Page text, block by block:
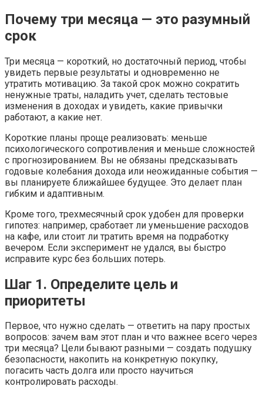
Почему три месяца — это разумный
срок
Три месяца — короткий, но достаточный период, чтобы
увидеть первые результаты и одновременно не
утратить мотивацию. За такой срок можно сократить
ненужные траты, наладить учет, сделать тестовые
изменения в доходах и увидеть, какие привычки
работают, а какие нет.
Короткие планы проще реализовать: меньше
психологического сопротивления и меньше сложностей
с прогнозированием. Вы не обязаны предсказывать
годовые колебания дохода или неожиданные события —
вы планируете ближайшее будущее. Это делает план
гибким и адаптивным.
Кроме того, трехмесячный срок удобен для проверки
гипотез: например, сработает ли уменьшение расходов
на кафе, или стоит ли тратить время на подработку
вечером. Если эксперимент не удался, вы быстро
исправите курс без больших потерь.
Шаг 1. Определите цель и
приоритеты
Первое, что нужно сделать — ответить на пару простых
вопросов: зачем вам этот план и что важнее всего через
три месяца? Цели бывают разными — создать подушку
безопасности, накопить на конкретную покупку,
погасить часть долга или просто научиться
контролировать расходы.